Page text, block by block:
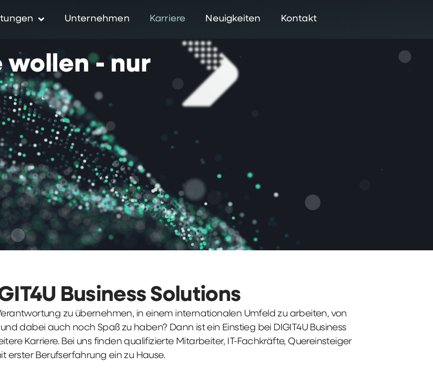
Unternehmen Karriere Neuigkeiten Kontakt
wollen - nur
Business Solutions
zu übernehmen, in einem internationalen Umfeld zu arbeiten, von
dabei auch noch Spaß zu haben? Dann ist ein Einstieg bei DIGIT4U Business
Karriere. Bei uns finden qualifizierte Mitarbeiter, IT-Fachkräfte, Quereinsteiger
erster Berufserfahrung ein zu Hause.